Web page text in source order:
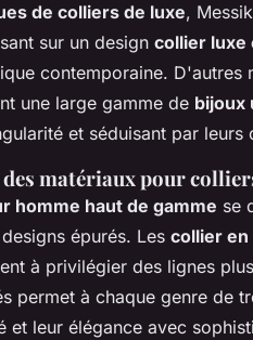
de colliers de luxe,
sur un design collier luxe
contemporaine.
une large gamme de bijoux
et séduisant par
matériaux pour
homme haut de gamme se
épurés. Les collier
à privilégier des lignes
permet à chaque genre de
et leur élégance avec